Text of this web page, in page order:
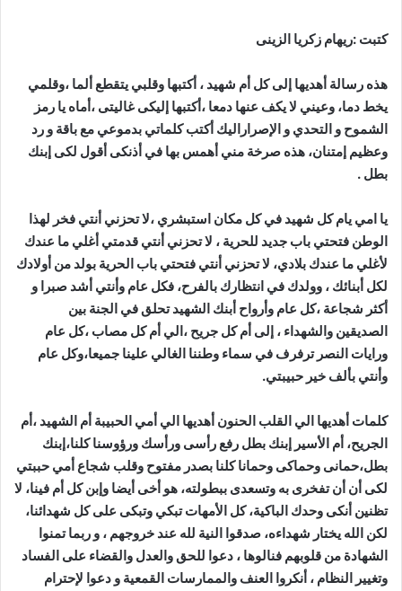
كتبت :ريهام زكريا الزينى
هذه رسالة أهديها إلى كل أم شهيد ، أكتبها وقلبي يتقطع ألما ،وقلمي
يخط دما، وعيني لا يكف عنها دمعا ،أكتبها إليكى غاليتى ،أماه يا رمز
الشموح و التحدي و الإصراراليك أكتب كلماتي بدموعي مع باقة و رد
وعظيم إمتنان، هذه صرخة مني أهمس بها في أذنكى أقول لكى إبنك
بطل .
يا امي يام كل شهيد في كل مكان استبشري ،لا تحزني أنتي فخر لهذا
الوطن فتحتي باب جديد للحرية ، لا تحزني أنتي قدمتي أغلي ما عندك
لأغلي ما عندك بلادي، لا تحزني أنتي فتحتي باب الحرية بولد من أولادك
لكل أبنائك ، وولدك في انتظارك بالفرح، فكل عام وأنتي أشد صبرا و
أكثر شجاعة ،كل عام وأرواح أبنك الشهيد تحلق في الجنة بين
الصديقين والشهداء ، إلى أم كل جريح ،الي أم كل مصاب ،كل عام
ورايات النصر ترفرف في سماء وطننا الغالي علينا جميعا،وكل عام
وأنتي بألف خير حبيبتي.
كلمات أهديها الي القلب الحنون أهديها الي أمي الحبيبة أم الشهيد ،أم
الجريح، أم الأسير إبنك بطل رفع رأسى ورأسك ورؤوسنا كلنا،إبنك
بطل،حمانى وحماكى وحمانا كلنا بصدر مفتوح وقلب شجاع أمي حببتي
لكى أن أن تفخرى به وتسعدى ببطولته، هو أخى أيضا وإبن كل أم فينا، لا
تظنين أنكى وحدك الباكية، كل الأمهات تبكي وتبكى على كل شهدائنا،
لكن الله يختار شهداءه، صدقوا النية لله عند خروجهم ، و ربما تمنوا
الشهادة من قلوبهم فنالوها ، دعوا للحق والعدل والقضاء على الفساد
وتغيير النظام ، أنكروا العنف والممارسات القمعية و دعوا لإحترام